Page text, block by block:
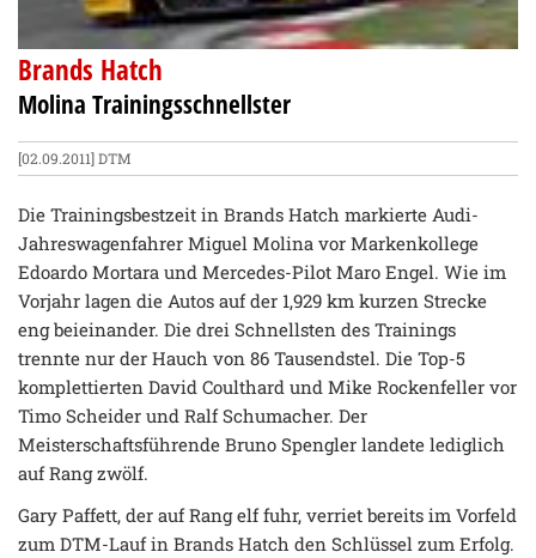
Brands Hatch
Molina Trainingsschnellster
[02.09.2011]DTM
Die Trainingsbestzeit in Brands Hatch markierte Audi-
Jahreswagenfahrer Miguel Molina vor Markenkollege
Edoardo Mortara und Mercedes-Pilot Maro Engel. Wie im
Vorjahr lagen die Autos auf der 1,929 km kurzen Strecke
eng beieinander. Die drei Schnellsten des Trainings
trennte nur der Hauch von 86 Tausendstel. Die Top-5
komplettierten David Coulthard und Mike Rockenfeller vor
Timo Scheider und Ralf Schumacher. Der
Meisterschaftsführende Bruno Spengler landete lediglich
auf Rang zwölf.
Gary Paffett, der auf Rang elf fuhr, verriet bereits im Vorfeld
zum DTM-Lauf in Brands Hatch den Schlüssel zum Erfolg.